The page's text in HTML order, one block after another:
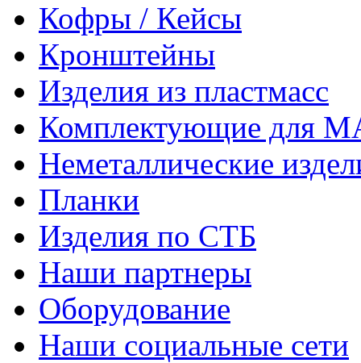
Кофры / Кейсы
Кронштейны
Изделия из пластмасс
Комплектующие для
Неметаллические
Планки
Изделия по СТБ
Наши партнеры
Оборудование
Наши социальные сети